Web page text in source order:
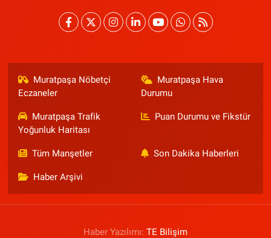
Muratpaşa Nöbetçi
Eczaneler
Muratpaşa Hava
Durumu
Muratpaşa Trafik
Yoğunluk Haritası
Puan Durumu ve Fikstür
Tüm Manşetler Son Dakika Haberleri
Haber Arşivi
Haber Yazılımı: TE Bilişim